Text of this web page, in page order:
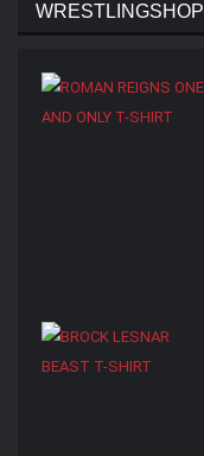
WRESTLINGSHOP